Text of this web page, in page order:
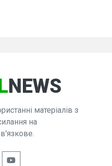
NEWS
матеріалів з
на